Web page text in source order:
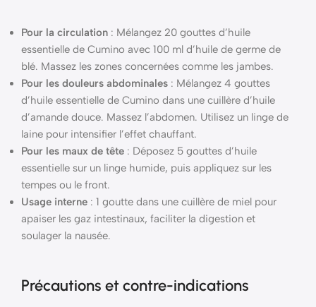
Pour la circulation : Mélangez 20 gouttes d’huile
essentielle de Cumino avec 100 ml d’huile de germe de
blé. Massez les zones concernées comme les jambes.
Pour les douleurs abdominales : Mélangez 4 gouttes
d’huile essentielle de Cumino dans une cuillère d’huile
d’amande douce. Massez l’abdomen. Utilisez un linge de
laine pour intensifier l’effet chauffant.
Pour les maux de tête : Déposez 5 gouttes d’huile
essentielle sur un linge humide, puis appliquez sur les
tempes ou le front.
Usage interne : 1 goutte dans une cuillère de miel pour
apaiser les gaz intestinaux, faciliter la digestion et
soulager la nausée.
Précautions et contre-indications